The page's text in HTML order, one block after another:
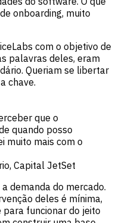
onboarding, muito
com o objetivo de
palavras deles, eram
Queriam se libertar
chave.
que o
quando posso
muito mais com o
Capital JetSet
demanda do mercado.
deles é mínima,
funcionar do jeito